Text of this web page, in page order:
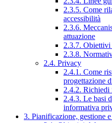
2.3.5. Come
accessibilità
2.3.6.
attuazione
2.3.7. Obiettivi
2.3.8.
2.4. Privacy
2.4.1. Come
progettazione
2.4.2. Richiedi
2.4.3. Le basi
informativa
3. Pianificazione, gestione e